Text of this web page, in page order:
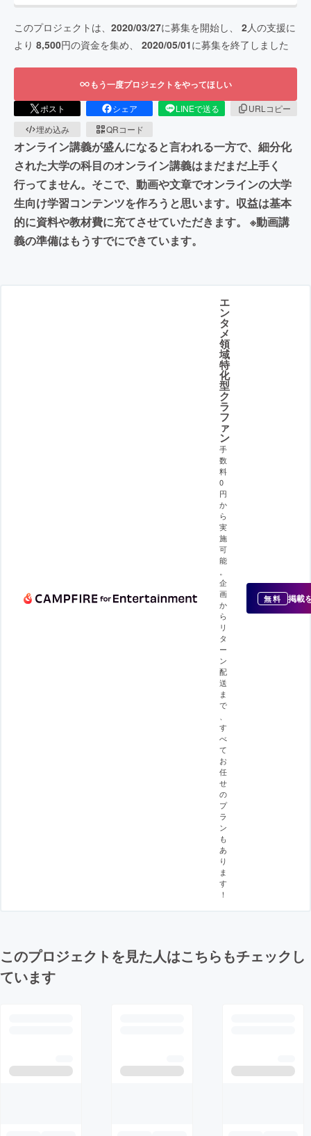
このプロジェクトは、 2020/03/27に募集を開始し、 2人の支援に
より 8,500円の資金を集め、 2020/05/01に募集を終了しました
もう一度プロジェクトをやってほしい
ポスト シェア LINEで送る
URLコピー
埋め込み
QRコード
オンライン講義が盛んになると言われる一方で、細分化
された大学の科目のオンライン講義はまだまだ上手く
行ってません。そこで、動画や文章でオンラインの大学
生向け学習コンテンツを作ろうと思います。収益は基本
的に資料や教材費に充てさせていただきます。 ※動画講
義の準備はもうすでにできています。
エ
ン
タ
メ
領
域
特
化
型
ク
ラ
フ
ァ
ン
手
数
料
0
円
か
ら
実
施
可
能
企
画
か
ら
リ
タ
ー
ン
配
送
ま
で
す
べ
て
お
任
せ
の
プ
ラ
ン
も
あ
り
ま
す
！
無料 掲載
このプロジェクトを見た人はこちらもチェックし
ています